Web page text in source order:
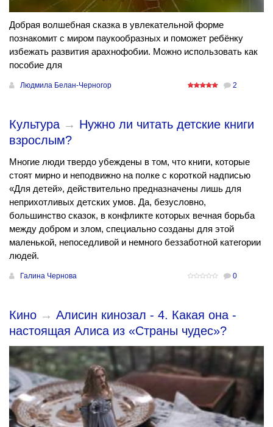
Добрая волшебная сказка в увлекательной форме
познакомит с миром паукообразных и поможет ребёнку
избежать развития арахнофобии. Можно использовать как
пособие для
Людмила Белан-Черногор 2
Культура → Нужно ли читать детские книги
взрослым?
Многие люди твердо убеждены в том, что книги, которые
стоят мирно и неподвижно на полке с короткой надписью
«Для детей», действительно предназначены лишь для
неприхотливых детских умов. Да, безусловно,
большинство сказок, в конфликте которых вечная борьба
между добром и злом, специально созданы для этой
маленькой, непоседливой и немного беззаботной категории
людей.
Галина Чернова 0
Кино → Алисин кинозал - 4. Какая она -
настоящая Алиса из «Страны чудес»?